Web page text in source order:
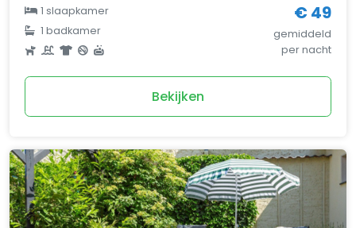
1 slaapkamer
1 badkamer
€ 49
gemiddeld
per nacht
Bekijken